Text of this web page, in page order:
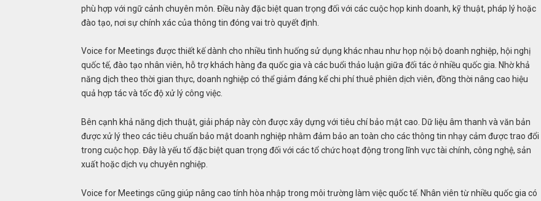
phù hợp với ngữ cảnh chuyên môn. Điều này đặc biệt quan trọng đối với các cuộc họp kinh doanh, kỹ thuật, pháp lý hoặc
đào tạo, nơi sự chính xác của thông tin đóng vai trò quyết định.
Voice for Meetings được thiết kế dành cho nhiều tình huống sử dụng khác nhau như họp nội bộ doanh nghiệp, hội nghị
quốc tế, đào tạo nhân viên, hỗ trợ khách hàng đa quốc gia và các buổi thảo luận giữa đối tác ở nhiều quốc gia. Nhờ khả
năng dịch theo thời gian thực, doanh nghiệp có thể giảm đáng kể chi phí thuê phiên dịch viên, đồng thời nâng cao hiệu
quả hợp tác và tốc độ xử lý công việc.
Bên cạnh khả năng dịch thuật, giải pháp này còn được xây dựng với tiêu chí bảo mật cao. Dữ liệu âm thanh và văn bản
được xử lý theo các tiêu chuẩn bảo mật doanh nghiệp nhằm đảm bảo an toàn cho các thông tin nhạy cảm được trao đổi
trong cuộc họp. Đây là yếu tố đặc biệt quan trọng đối với các tổ chức hoạt động trong lĩnh vực tài chính, công nghệ, sản
xuất hoặc dịch vụ chuyên nghiệp.
Voice for Meetings cũng giúp nâng cao tính hòa nhập trong môi trường làm việc quốc tế. Nhân viên từ nhiều quốc gia có